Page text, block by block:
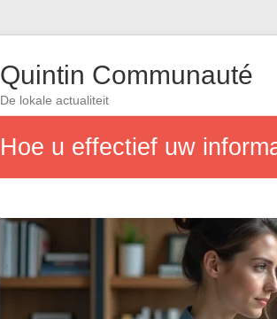
Quintin Communauté
De lokale actualiteit
Hoe u effectief uw